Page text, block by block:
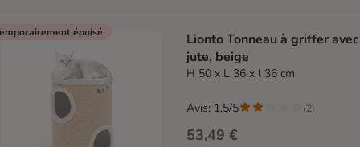
épuisé.
Lionto Tonneau à griffer avec
jute, beige
H 50 x L 36 x l 36 cm
53,49 €
Avis: 1.5/5 (2)